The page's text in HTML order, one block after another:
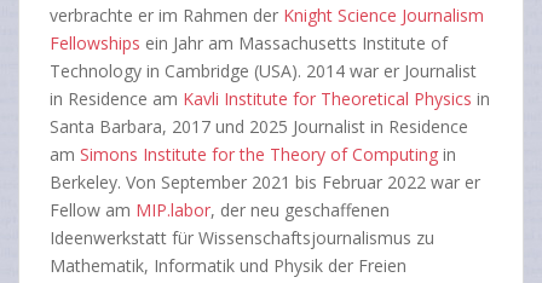
verbrachte er im Rahmen der Knight Science Journalism
Fellowships ein Jahr am Massachusetts Institute of
Technology in Cambridge (USA). 2014 war er Journalist
in Residence am Kavli Institute for Theoretical Physics in
Santa Barbara, 2017 und 2025 Journalist in Residence
am Simons Institute for the Theory of Computing in
Berkeley. Von September 2021 bis Februar 2022 war er
Fellow am MIP.labor, der neu geschaffenen
Ideenwerkstatt für Wissenschafts­journalismus zu
Mathematik, Informatik und Physik der Freien